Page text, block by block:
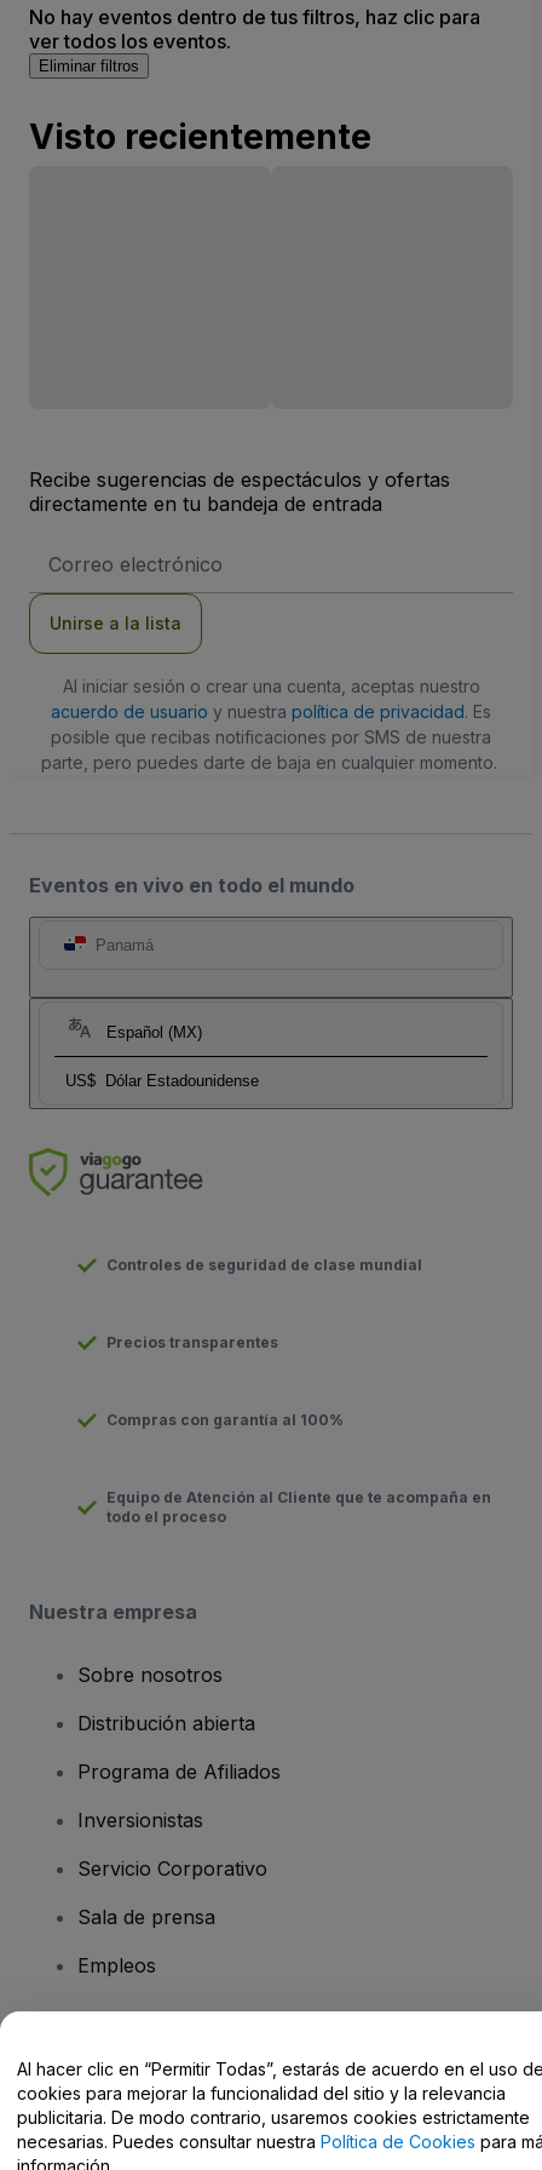
No hay eventos dentro de tus filtros, haz clic para
ver todos los eventos.
Eliminar filtros
Visto recientemente
Recibe sugerencias de espectáculos y ofertas
directamente en tu bandeja de entrada
de
Unirse a la lista
Al iniciar sesión o crear una cuenta, aceptas nuestro
acuerdo de usuario y nuestra política de privacidad. Es
posible que recibas notificaciones por SMS de nuestra
parte, pero puedes darte de baja en cualquier momento.
Eventos en vivo en todo el mundo
Panamá
Español (MX)
US$ Dólar Estadounidense
Controles de seguridad de clase mundial
Precios transparentes
Compras con garantía al 100%
Equipo de Atención al Cliente que te acompaña en
todo el proceso
Nuestra empresa
Sobre nosotros
Distribución abierta
Programa de Afiliados
Inversionistas
Servicio Corporativo
Sala de prensa
Empleos
Centro de Ayuda / Contacto
Al hacer clic en “Permitir Todas”, estarás de acuerdo en el uso
cookies para mejorar la funcionalidad del sitio y la relevancia
publicitaria. De modo contrario, usaremos cookies estrictamente
necesarias. Puedes consultar nuestra Política de Cookies para
información.